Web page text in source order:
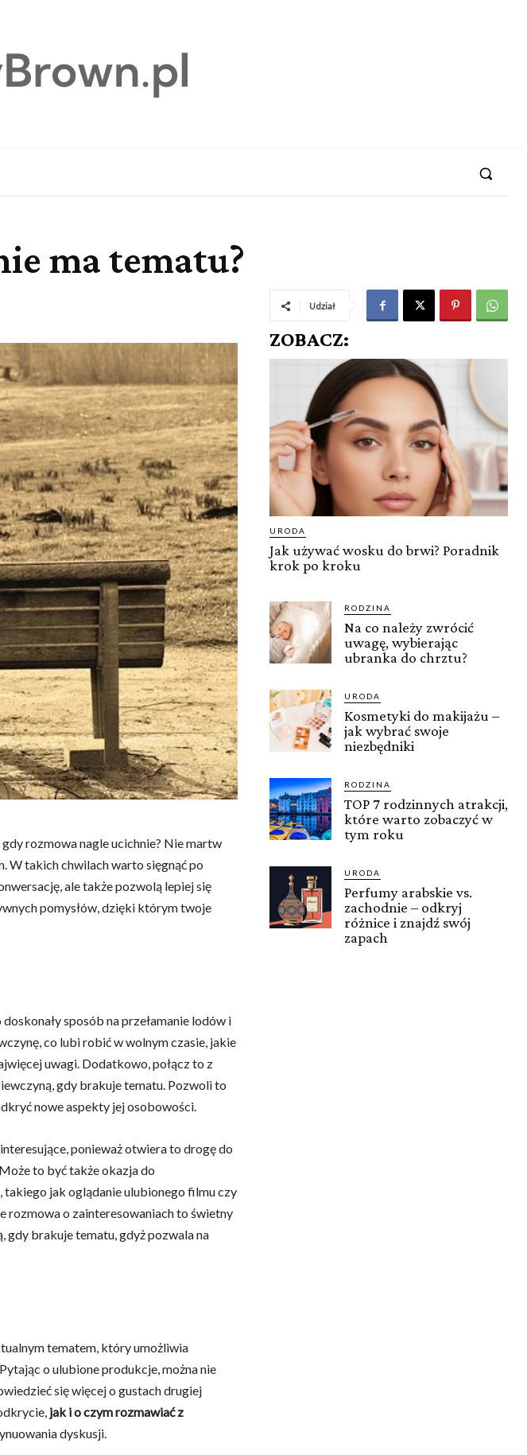
ma tematu?
Udział
rozmowa nagle ucichnie? Nie martw
W takich chwilach warto sięgnąć po
ale także pozwolą lepiej się
pomysłów, dzięki którym twoje
sposób na przełamanie lodów i
co lubi robić w wolnym czasie, jakie
uwagi. Dodatkowo, połącz to z
gdy brakuje tematu. Pozwoli to
nowe aspekty jej osobowości.
ponieważ otwiera to drogę do
to być także okazja do
jak oglądanie ulubionego filmu czy
rozmowa o zainteresowaniach to świetny
gdy brakuje tematu, gdyż pozwala na
tematem, który umożliwia
o ulubione produkcje, można nie
się więcej o gustach drugiej
jak i o czym rozmawiać z
dyskusji.
ZOBACZ:
URODA
Jak używać wosku do brwi? Poradnik
krok po kroku
RODZINA
Na co należy zwrócić
uwagę, wybierając
ubranka do chrztu?
URODA
Kosmetyki do makijażu –
jak wybrać swoje
niezbędniki
RODZINA
TOP 7 rodzinnych atrakcji,
które warto zobaczyć w
tym roku
URODA
Perfumy arabskie vs.
zachodnie – odkryj
różnice i znajdź swój
zapach